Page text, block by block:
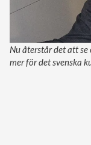
Nu återstår det att
mer för det svenska